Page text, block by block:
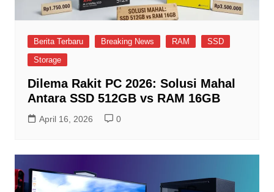
Berita Terbaru Breaking News RAM
SSD
Storage
Dilema Rakit PC 2026: Solusi Mahal
Antara SSD 512GB vs RAM 16GB
April 16, 2026 0